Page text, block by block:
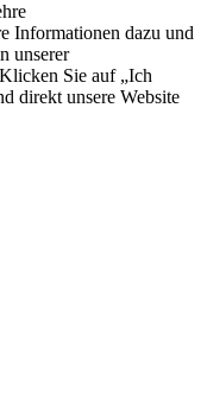
Informationen dazu und
unserer
Sie auf „Ich
direkt unsere Website